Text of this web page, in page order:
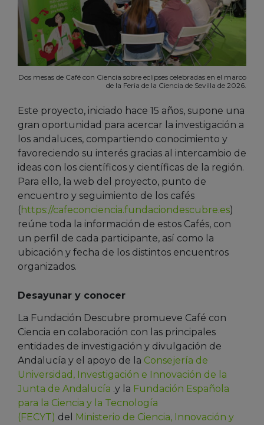
Dos mesas de Café con Ciencia sobre eclipses celebradas en el marco
de la Feria de la Ciencia de Sevilla de 2026.
Este proyecto, iniciado hace 15 años, supone una
gran oportunidad para acercar la investigación a
los andaluces, compartiendo conocimiento y
favoreciendo su interés gracias al intercambio de
ideas con los científicos y científicas de la región.
Para ello, la web del proyecto, punto de
encuentro y seguimiento de los cafés
( https://cafeconciencia.fundaciondescubre.es)
reúne toda la información de estos Cafés, con
un perfil de cada participante, así como la
ubicación y fecha de los distintos encuentros
organizados.
Desayunar y conocer
La Fundación Descubre promueve Café con
Ciencia en colaboración con las principales
entidades de investigación y divulgación de
Andalucía y el apoyo de la Consejería de
Universidad, Investigación e Innovación de la
Junta de Andalucía .y la Fundación Española
para la Ciencia y la Tecnología
(FECYT) del
Ministerio de Ciencia, Innovación y